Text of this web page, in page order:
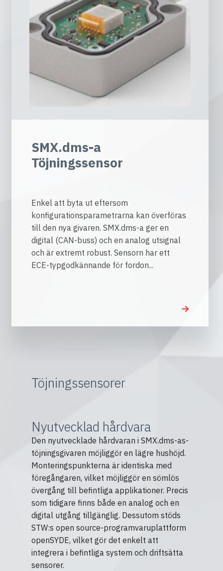
SMX.dms-a
Töjningssensor
Enkel att byta ut eftersom
konfigurationsparametrarna kan överföras
till den nya givaren. SMX.dms-a ger en
digital (CAN-buss) och en analog utsignal
och är extremt robust. Sensorn har ett
ECE-typgodkännande för fordon...
Töjningssensorer
Nyutvecklad hårdvara
Den nyutvecklade hårdvaran i SMX.dms-as-
töjningsgivaren möjliggör en lägre hushöjd.
Monteringspunkterna är identiska med
föregångaren, vilket möjliggör en sömlös
övergång till befintliga applikationer. Precis
som tidigare finns både en analog och en
digital utgång tillgänglig. Dessutom stöds
STW:s open source-programvaruplattform
openSYDE, vilket gör det enkelt att
integrera i befintliga system och driftsätta
sensorer.